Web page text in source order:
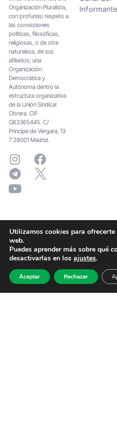
Organización Pluralista,
con profundo respeto a
las convicciones
políticas, filosóficas,
religiosas, o de otra
naturaleza, de sus
afiliados; una
Organización
Democrática y
Autónoma dentro la
estructura organizativa
de la Unión Sindical
Obrera. CIF
G83365445. C/
Principe de Vergara, 13
7 28001 Madrid.
Informante
Utilizamos cookies para
web.
Puedes aprender más sobre qué
desactivarlas en los ajustes.
Aceptar Rechazar